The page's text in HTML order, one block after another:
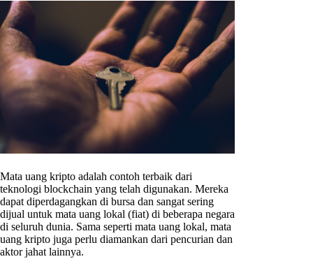
Mata uang kripto adalah contoh terbaik dari
teknologi blockchain yang telah digunakan. Mereka
dapat diperdagangkan di bursa dan sangat sering
dijual untuk mata uang lokal (fiat) di beberapa negara
di seluruh dunia. Sama seperti mata uang lokal, mata
uang kripto juga perlu diamankan dari pencurian dan
aktor jahat lainnya.